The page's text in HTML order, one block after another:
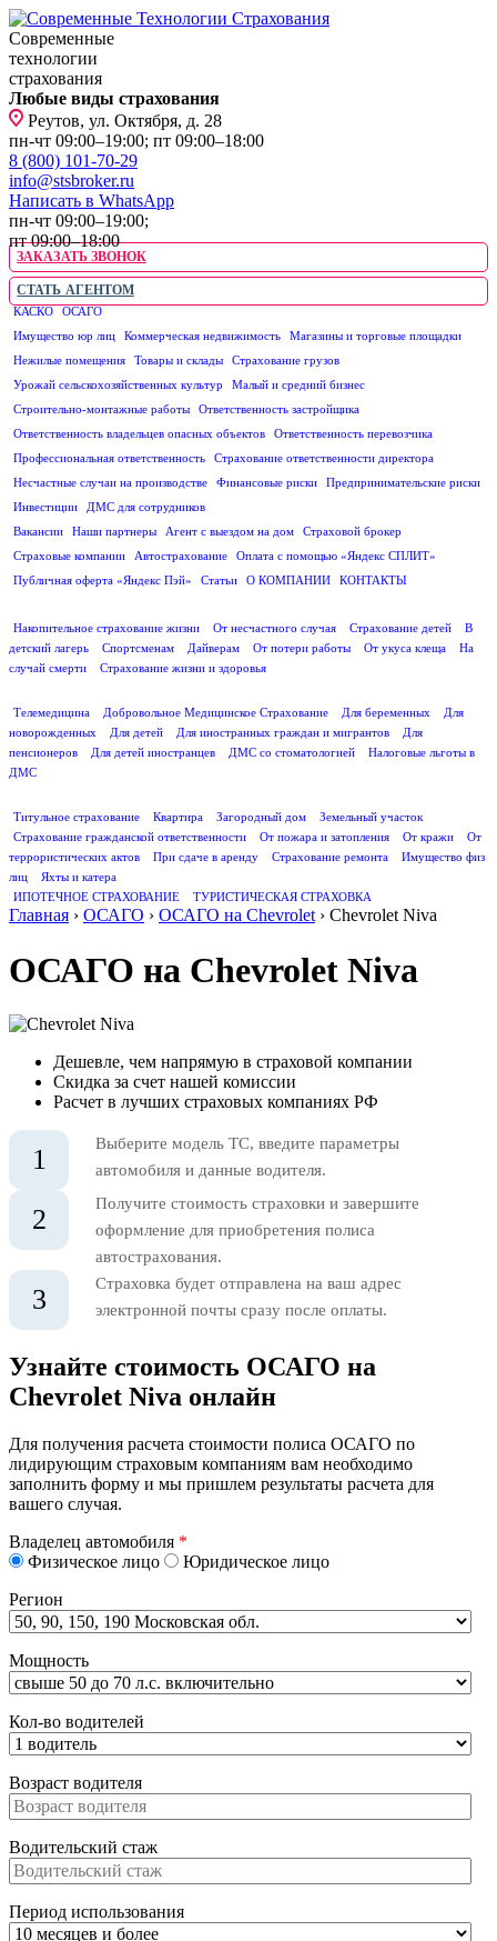
Современные
технологии
страхования
Любые виды страхования
Реутов, ул. Октября, д. 28
пн-чт 09:00–19:00; пт 09:00–18:00
8 (800) 101-70-29
info@stsbroker.ru
Написать в WhatsApp
пн-чт 09:00–19:00;
пт 09:00–18:00
ЗАКАЗАТЬ ЗВОНОК
СТАТЬ АГЕНТОМ
КАСКО ОСАГО
Имущество юр лиц
Коммерческая недвижимость
Магазины и торговые площадки
Нежилые помещения
Товары и склады
Страхование грузов
Урожай сельскохозяйственных культур
Малый и средний бизнес
Строительно-монтажные работы
Ответственность застройщика
Ответственность владельцев опасных объектов
Ответственность перевозчика
Профессиональная ответственность
Страхование ответственности директора
Несчастные случаи на производстве
Финансовые риски
Предпринимательские риски
Инвестиции
ДМС для сотрудников
Вакансии
Наши партнеры Агент с выездом на дом
Страховой брокер
Страховые компании
Автострахование
Оплата с помощью «Яндекс СПЛИТ»
Публичная оферта «Яндекс Пэй»
Статьи О КОМПАНИИ
КОНТАКТЫ
Накопительное страхование жизни
От несчастного случая Страхование детей
В
детский лагерь
Спортсменам Дайверам От потери работы От укуса клеща
На
случай смерти
Страхование жизни и здоровья
Телемедицина
Добровольное Медицинское Страхование Для беременных
Для
новорожденных
Для детей Для иностранных граждан и мигрантов
Для
пенсионеров
Для детей иностранцев ДМС со стоматологией
Налоговые льготы в
ДМС
Титульное страхование
Квартира Загородный дом
Земельный участок
Страхование гражданской ответственности
От пожара и затопления От кражи
От
террористических актов
При сдаче в аренду Страхование ремонта
Имущество физ
лиц
Яхты и катера
ИПОТЕЧНОЕ СТРАХОВАНИЕ
ТУРИСТИЧЕСКАЯ СТРАХОВКА
Главная › ОСАГО › ОСАГО на Chevrolet › Chevrolet Niva
ОСАГО на Chevrolet Niva
Дешевле, чем напрямую в страховой компании
Скидка за счет нашей комиссии
Расчет в лучших страховых компаниях РФ
1
Выберите модель ТС, введите параметры
автомобиля и данные водителя.
2
Получите стоимость страховки и завершите
оформление для приобретения полиса
автострахования.
3
Страховка будет отправлена на ваш адрес
электронной почты сразу после оплаты.
Узнайте стоимость ОСАГО на
Chevrolet Niva онлайн
Для получения расчета стоимости полиса ОСАГО по
лидирующим страховым компаниям вам необходимо
заполнить форму и мы пришлем результаты расчета для
вашего случая.
Владелец автомобиля *
Физическое лицо
Юридическое лицо
Регион
Мощность
Кол-во водителей
Возраст водителя
Водительский стаж
Период использования